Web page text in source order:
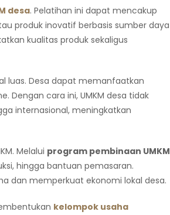
desa. Pelatihan ini dapat mencakup
produk inovatif berbasis sumber daya
kualitas produk sekaligus
luas. Desa dapat memanfaatkan
Dengan cara ini, UMKM desa tidak
internasional, meningkatkan
Melalui program pembinaan UMKM
hingga bantuan pemasaran.
dan memperkuat ekonomi lokal desa.
kelompok usaha